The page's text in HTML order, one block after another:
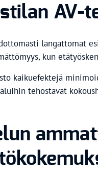
langattomat
kun
kaikuefektejä
tehostavat